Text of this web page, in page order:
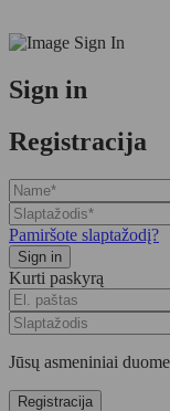
Sign in
Registracija
Pamiršote slaptažodį?
Kurti paskyrą
Jūsų asmeniniai